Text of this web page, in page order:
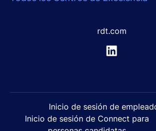
rdt.com
Inicio de sesión de
Inicio de sesión de Connect para